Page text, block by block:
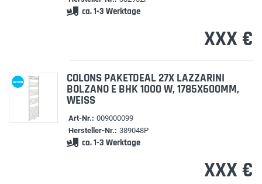
ca. 1-3 Werktage
XXX €
AKTION COLONS PAKETDEAL 27X LAZZARINI
BOLZANO E BHK 1000 W, 1785X600MM,
WEISS
Art-Nr.: 009000099
Hersteller-Nr.: 389048P
ca. 1-3 Werktage
XXX €